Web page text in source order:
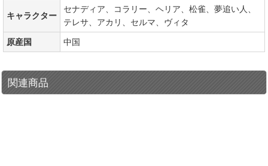
キャラクター
セナディア、コラリー、ヘリア、松雀、夢追い人、
テレサ、アカリ、セルマ、ヴィタ
原産国
中国
関連商品